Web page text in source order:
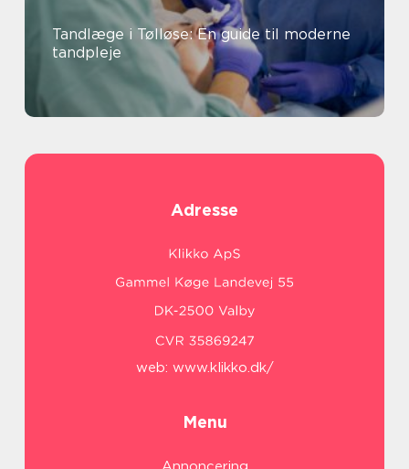
Tandlæge i Tølløse: En guide til moderne
tandpleje
Adresse
web: www.klikko.dk/
Menu